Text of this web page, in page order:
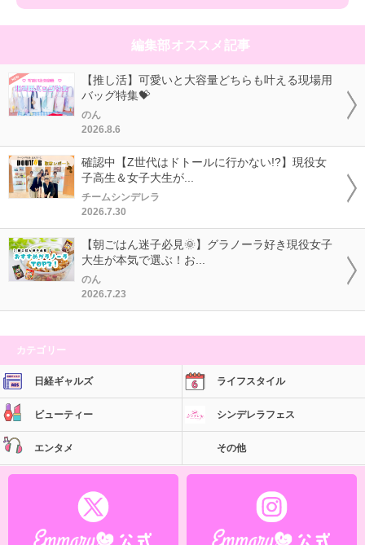
編集部オススメ記事
【推し活】可愛いと大容量どちらも叶える現場用
バッグ特集💝
のん
2026.8.6
確認中【Z世代はドトールに行かない!?】現役女
子高生＆女子大生が...
チームシンデレラ
2026.7.30
【朝ごはん迷子必見🌞】グラノーラ好き現役女子
大生が本気で選ぶ！お...
のん
2026.7.23
カテゴリー
日経ギャルズ ライフスタイル
ビューティー シンデレラフェス
エンタメ その他